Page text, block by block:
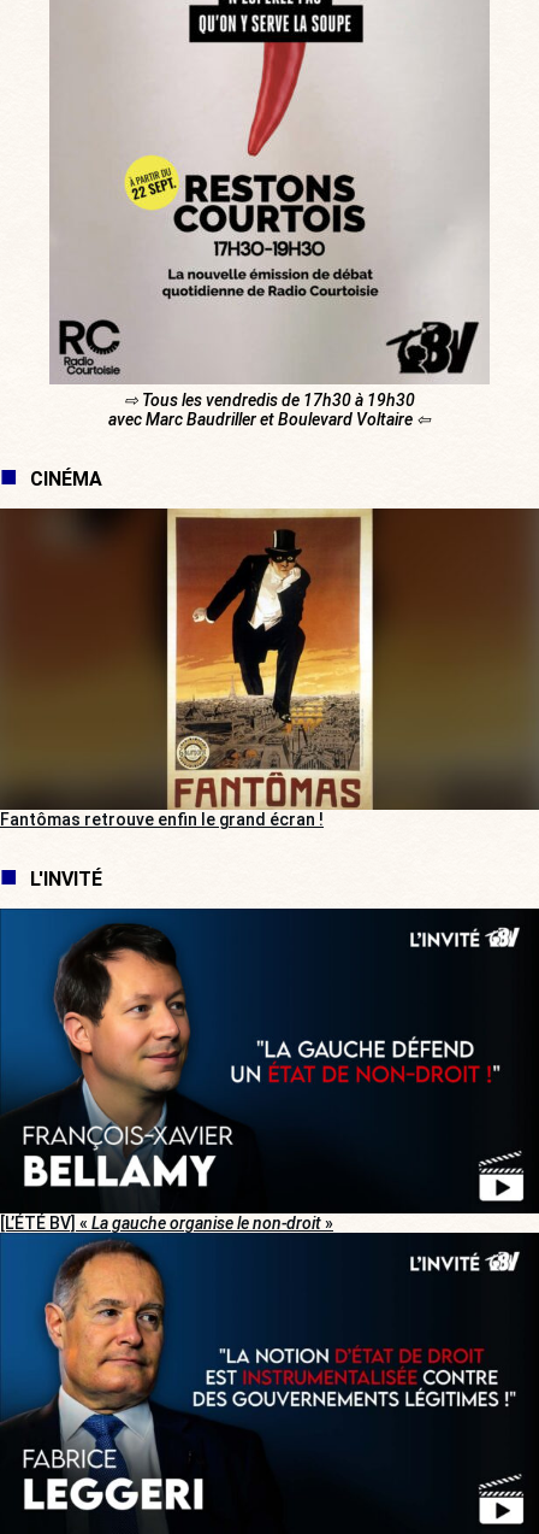
⇨ Tous les vendredis de 17h30 à 19h30
avec Marc Baudriller et Boulevard Voltaire ⇦
CINÉMA
Fantômas retrouve enfin le grand écran !
L'INVITÉ
[L’ÉTÉ BV] « La gauche organise le non-droit»